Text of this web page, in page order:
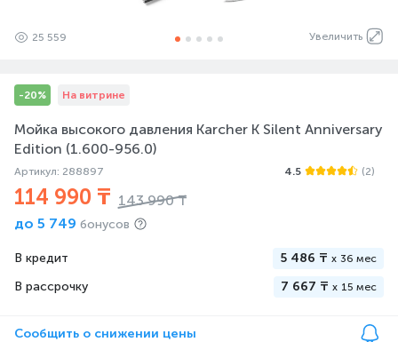
Увеличить
25 559
-20% На витрине
Мойка высокого давления Karcher K Silent Anniversary
Edition (1.600-956.0)
Артикул: 288897 4.5 (2)
114 990 ₸ 143 990 ₸
до 5 749 бонусов
В кредит 5 486 ₸ x 36 мес
В рассрочку 7 667 ₸ x 15 мес
Сообщить о снижении цены